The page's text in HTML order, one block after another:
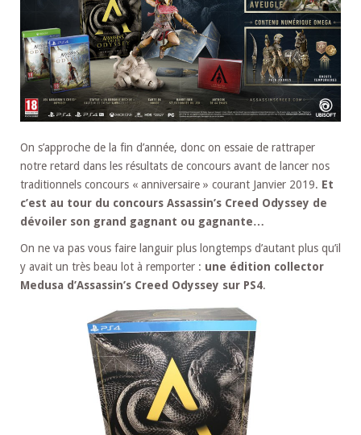
On s’approche de la fin d’année, donc on essaie de rattraper
notre retard dans les résultats de concours avant de lancer nos
traditionnels concours « anniversaire » courant Janvier 2019. Et
c’est au tour du concours Assassin’s Creed Odyssey de
dévoiler son grand gagnant ou gagnante…
On ne va pas vous faire languir plus longtemps d’autant plus qu’il
y avait un très beau lot à remporter : une édition collector
Medusa d’Assassin’s Creed Odyssey sur PS4.